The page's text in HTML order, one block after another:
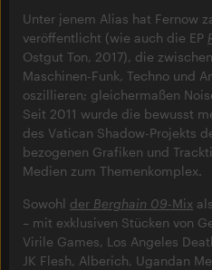
Unter jenem Alias hat Fernow
veröffentlicht (wie auch die EP
Ostgut Ton, 2017), die
Maschinen-Funk, Techno und
oszillieren; gleichermaßen
Seit 2011 wurde die bewusst
des Vatican Shadow-Projekts
bezogenen Grafiken und
Medien zum Themenkomplex.
Sowohl der Berghain 09-Mix
– mit exklusiven Stücken von
Virile Games, Los Angeles
JK Flesh, Alberich, Ugandan